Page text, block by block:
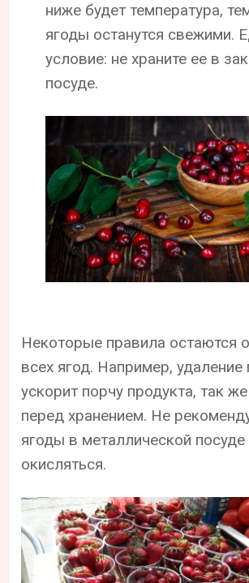
ниже будет температура,
ягоды останутся свежими.
условие: не храните ее в
посуде.
Некоторые правила остаются
всех ягод. Например,
ускорит порчу продукта, так
перед хранением. Не
ягоды в металлической
окисляться.